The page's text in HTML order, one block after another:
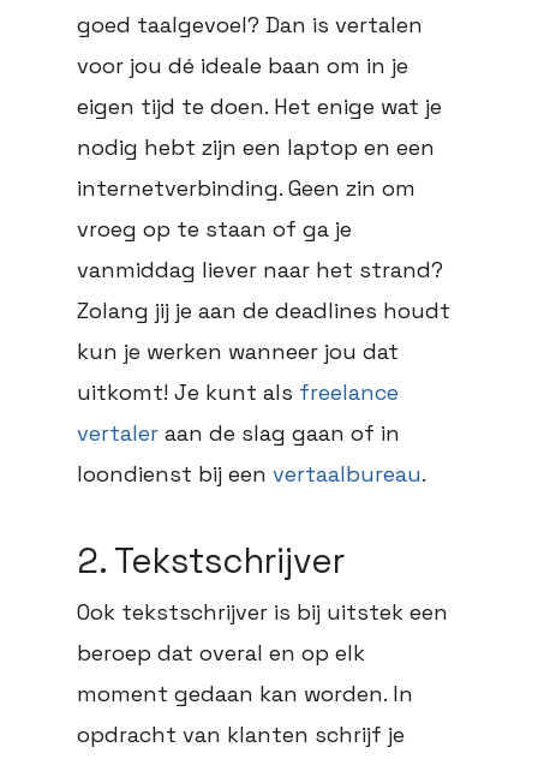
goed taalgevoel? Dan is vertalen
voor jou dé ideale baan om in je
eigen tijd te doen. Het enige wat je
nodig hebt zijn een laptop en een
internetverbinding. Geen zin om
vroeg op te staan of ga je
vanmiddag liever naar het strand?
Zolang jij je aan de deadlines houdt
kun je werken wanneer jou dat
uitkomt! Je kunt als freelance
vertaler aan de slag gaan of in
loondienst bij een vertaalbureau.
2. Tekstschrijver
Ook tekstschrijver is bij uitstek een
beroep dat overal en op elk
moment gedaan kan worden. In
opdracht van klanten schrijf je